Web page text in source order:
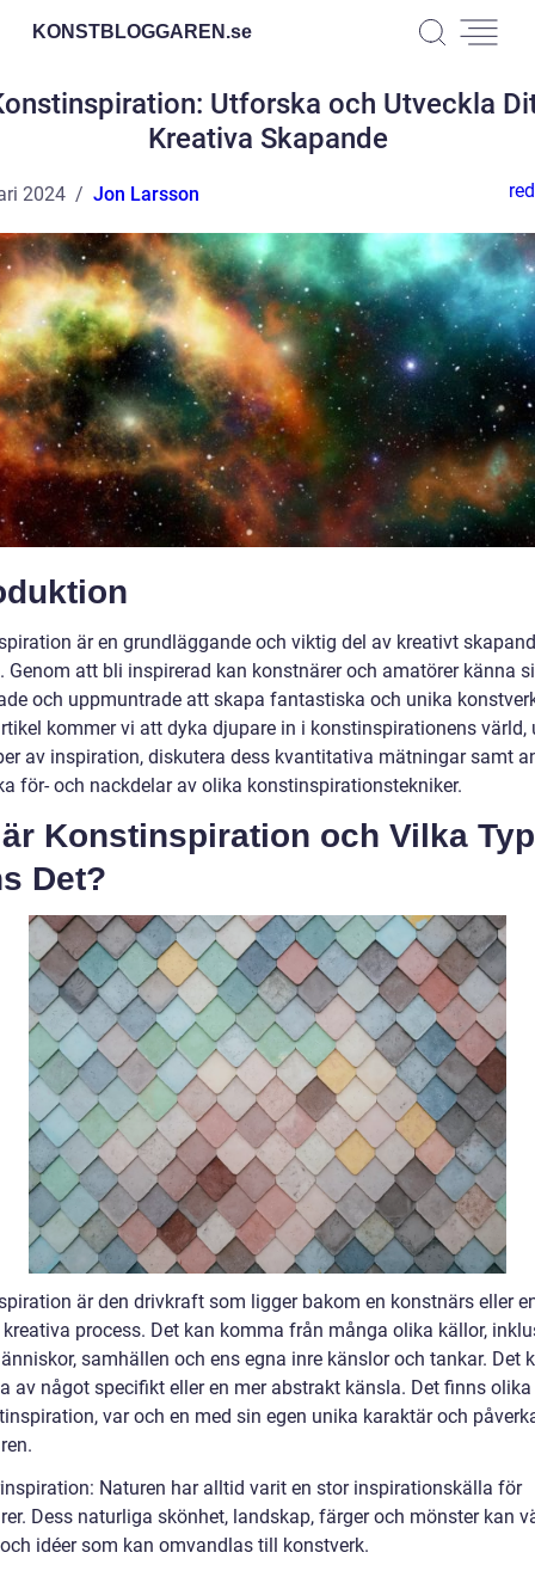
KONSTBLOGGAREN.se
Utforska och Utveckla
Kreativa Skapande
2024 Jon Larsson
är en grundläggande och viktig del av kreativt
Genom att bli inspirerad kan konstnärer och amatörer känna
och uppmuntrade att skapa fantastiska och unika
kommer vi att dyka djupare in i konstinspirationens värld,
av inspiration, diskutera dess kvantitativa mätningar samt
för- och nackdelar av olika konstinspirationstekniker.
Konstinspiration och Vilka
Det?
är den drivkraft som ligger bakom en konstnärs eller
process. Det kan komma från många olika källor,
samhällen och ens egna inre känslor och tankar. Det
av något specifikt eller en mer abstrakt känsla. Det finns
var och en med sin egen unika karaktär och
Naturen har alltid varit en stor inspirationskälla för
Dess naturliga skönhet, landskap, färger och mönster kan
idéer som kan omvandlas till konstverk.